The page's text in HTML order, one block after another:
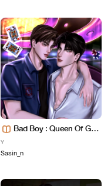
Bad Boy : Queen Of Gea
Y
Sasin_n